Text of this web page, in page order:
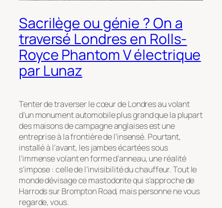
Sacrilège ou génie ? On a
traversé Londres en Rolls-
Royce Phantom V électrique
par Lunaz
Tenter de traverser le cœur de Londres au volant
d’un monument automobile plus grand que la plupart
des maisons de campagne anglaises est une
entreprise à la frontière de l’insensé. Pourtant,
installé à l’avant, les jambes écartées sous
l’immense volant en forme d’anneau, une réalité
s’impose : celle de l’invisibilité du chauffeur. Tout le
monde dévisage ce mastodonte qui s’approche de
Harrods sur Brompton Road, mais personne ne vous
regarde, vous.